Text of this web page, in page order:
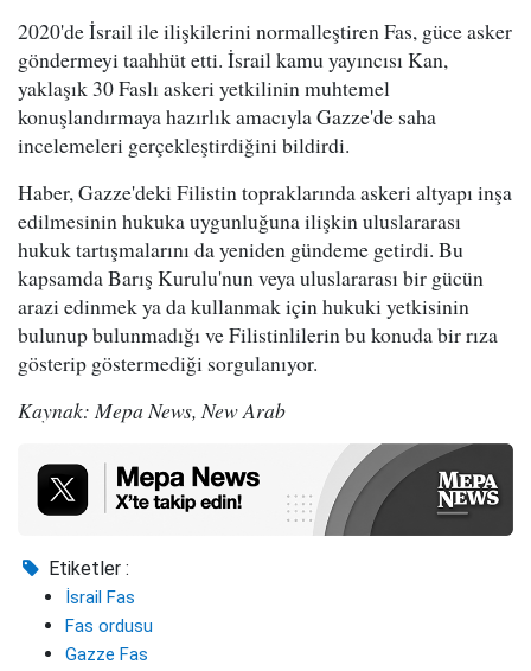
2020'de İsrail ile ilişkilerini normalleştiren Fas, güce asker
göndermeyi taahhüt etti. İsrail kamu yayıncısı Kan,
yaklaşık 30 Faslı askeri yetkilinin muhtemel
konuşlandırmaya hazırlık amacıyla Gazze'de saha
incelemeleri gerçekleştirdiğini bildirdi.
Haber, Gazze'deki Filistin topraklarında askeri altyapı inşa
edilmesinin hukuka uygunluğuna ilişkin uluslararası
hukuk tartışmalarını da yeniden gündeme getirdi. Bu
kapsamda Barış Kurulu'nun veya uluslararası bir gücün
arazi edinmek ya da kullanmak için hukuki yetkisinin
bulunup bulunmadığı ve Filistinlilerin bu konuda bir rıza
gösterip göstermediği sorgulanıyor.
Kaynak: Mepa News, New Arab
Etiketler :
İsrail Fas
Fas ordusu
Gazze Fas